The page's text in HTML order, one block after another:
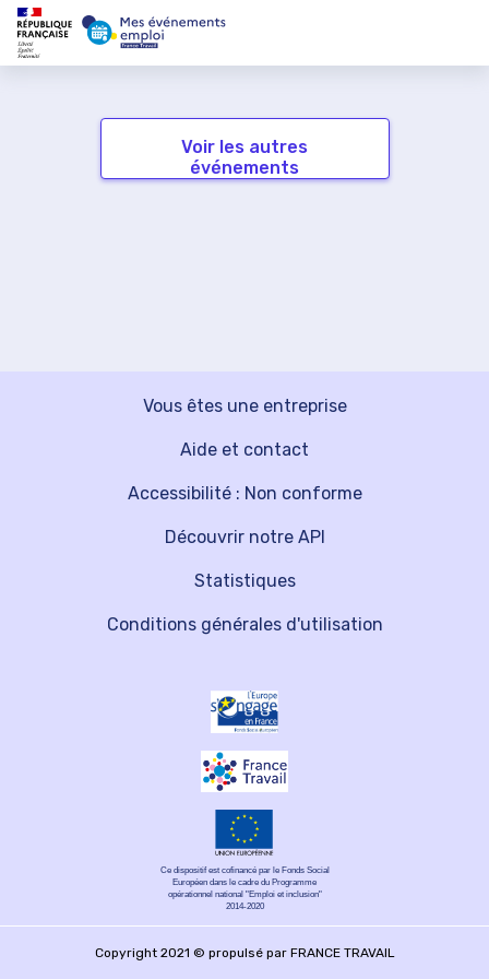
Voir les autres
événements
Vous êtes une entreprise
Découvrir notre API
Aide et contact
Statistiques
Accessibilité : Non conforme
Conditions générales d'utilisation
Ce dispositif est cofinancé par le Fonds Social
Européen dans le cadre du Programme
opérationnel national "Emploi et inclusion"
2014-2020
Copyright 2021 © propulsé par FRANCE TRAVAIL